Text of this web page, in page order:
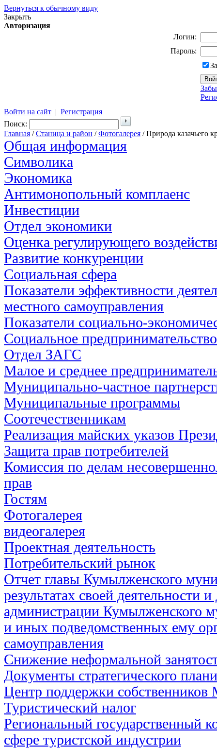
Вернуться к обычному виду
Закрыть
Авторизация
Логин:
Пароль:
Войти на сайт | Регистрация
Поиск:
Главная /Станица и район /Фотогалерея / Природа казачьего
Общая информация
Символика
Экономика
Антимонопольный комплаенс
Инвестиции
Отдел экономики
Оценка регулирующего
Развитие конкуренции
Социальная сфера
Показатели эффективности
местного самоуправления
Показатели социально-
Социальное предпринимательство
Отдел ЗАГС
Малое и среднее
Муниципально-частное
Муниципальные программы
Соотечественникам
Реализация майских указов
Защита прав потребителей
Комиссия по делам
прав
Гостям
Фотогалерея
видеогалерея
Проектная деятельность
Потребительский рынок
Отчет главы Кумылженского
результатах своей деятельности
администрации Кумылженского
и иных подведомственных ему
самоуправления
Снижение неформальной
Документы стратегического
Центр поддержки
Туристический налог
Региональный государственный
сфере туристской индустрии